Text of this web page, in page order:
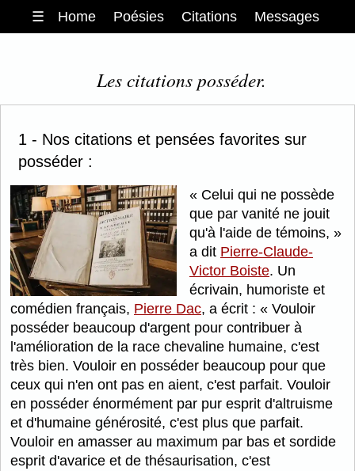
☰ Home Poésies Citations Messages
Les citations posséder.
1 - Nos citations et pensées favorites sur
posséder :
Celui qui ne possède
que par vanité ne jouit
qu'à l'aide de témoins,
a dit Pierre-Claude-
Victor Boiste. Un
écrivain, humoriste et
comédien français, Pierre Dac, a écrit :
Vouloir
posséder beaucoup d'argent pour contribuer à
l'amélioration de la race chevaline humaine, c'est
très bien. Vouloir en posséder beaucoup pour que
ceux qui n'en ont pas en aient, c'est parfait. Vouloir
en posséder énormément par pur esprit d'altruisme
et d'humaine générosité, c'est plus que parfait.
Vouloir en amasser au maximum par bas et sordide
esprit d'avarice et de thésaurisation, c'est